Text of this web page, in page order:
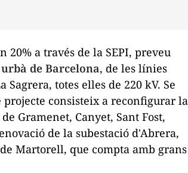
20% a través de la SEPI, preveu
de Barcelona, ​​de les línies
Sagrera, totes elles de 220 kV. Se
consisteix a reconfigurar la
Gramenet, Canyet, Sant Fost,
de la subestació d'Abrera,
Martorell, que compta amb grans